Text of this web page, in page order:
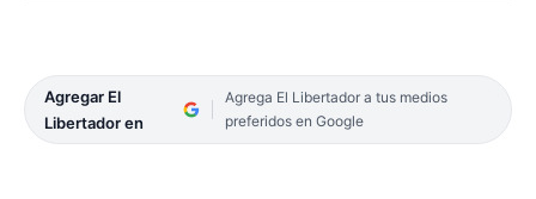
Agregar El
Libertador en
Agrega El Libertador a tus medios
preferidos en Google